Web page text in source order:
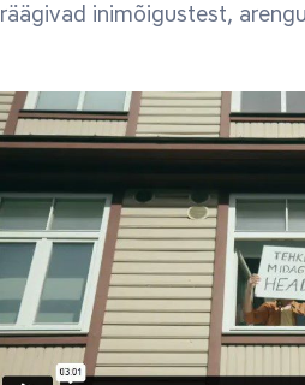
räägivad inimõigustest,